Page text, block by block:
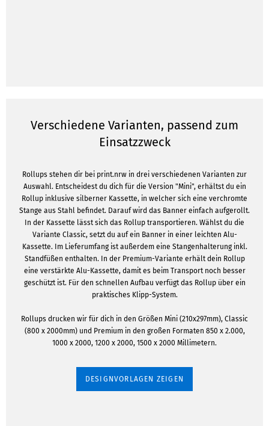
Verschiedene Varianten, passend zum
Einsatzzweck
Rollups stehen dir bei print.nrw in drei verschiedenen Varianten zur
Auswahl. Entscheidest du dich für die Version "Mini", erhältst du ein
Rollup inklusive silberner Kassette, in welcher sich eine verchromte
Stange aus Stahl befindet. Darauf wird das Banner einfach aufgerollt.
In der Kassette lässt sich das Rollup transportieren. Wählst du die
Variante Classic, setzt du auf ein Banner in einer leichten Alu-
Kassette. Im Lieferumfang ist außerdem eine Stangenhalterung inkl.
Standfüßen enthalten. In der Premium-Variante erhält dein Rollup
eine verstärkte Alu-Kassette, damit es beim Transport noch besser
geschützt ist. Für den schnellen Aufbau verfügt das Rollup über ein
praktisches Klipp-System.
Rollups drucken wir für dich in den Größen Mini (210x297mm), Classic
(800 x 2000mm) und Premium in den großen Formaten 850 x 2.000,
1000 x 2000, 1200 x 2000, 1500 x 2000 Millimetern.
DESIGNVORLAGEN ZEIGEN